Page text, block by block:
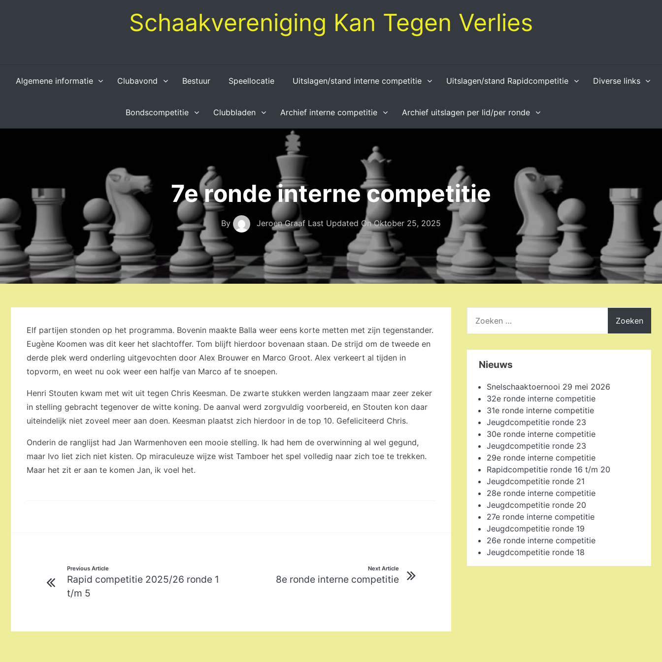
Schaakvereniging Kan Tegen Verlies
Algemene informatie Clubavond Bestuur Speellocatie Uitslagen/stand interne competitie Uitslagen/stand Rapidcompetitie Diverse links
Bondscompetitie Clubbladen Archief interne competitie Archief uitslagen per lid/per ronde
7e ronde interne competitie
By Jeroen Graaf Last Updated OnOktober 25, 2025
Elf partijen stonden op het programma. Bovenin maakte Balla weer eens korte metten met zijn tegenstander.
Eugène Koomen was dit keer het slachtoffer. Tom blijft hierdoor bovenaan staan. De strijd om de tweede en
derde plek werd onderling uitgevochten door Alex Brouwer en Marco Groot. Alex verkeert al tijden in
topvorm, en weet nu ook weer een halfje van Marco af te snoepen.
Henri Stouten kwam met wit uit tegen Chris Keesman. De zwarte stukken werden langzaam maar zeer zeker
in stelling gebracht tegenover de witte koning. De aanval werd zorgvuldig voorbereid, en Stouten kon daar
uiteindelijk niet zoveel meer aan doen. Keesman plaatst zich hierdoor in de top 10. Gefeliciteerd Chris.
Onderin de ranglijst had Jan Warmenhoven een mooie stelling. Ik had hem de overwinning al wel gegund,
maar Ivo liet zich niet kisten. Op miraculeuze wijze wist Tamboer het spel volledig naar zich toe te trekken.
Maar het zit er aan te komen Jan, ik voel het.
Bericht
navigatie
Previous Article
Rapid competitie 2025/26 ronde 1
t/m 5
Next Article
8e ronde interne competitie
naar:
Nieuws
Snelschaaktoernooi 29 mei 2026
32e ronde interne competitie
31e ronde interne competitie
Jeugdcompetitie ronde 23
30e ronde interne competitie
Jeugdcompetitie ronde 23
29e ronde interne competitie
Rapidcompetitie ronde 16 t/m 20
Jeugdcompetitie ronde 21
28e ronde interne competitie
Jeugdcompetitie ronde 20
27e ronde interne competitie
Jeugdcompetitie ronde 19
26e ronde interne competitie
Jeugdcompetitie ronde 18